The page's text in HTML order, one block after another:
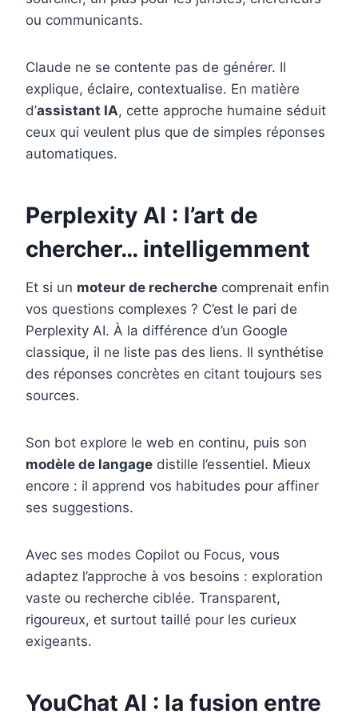
ou communicants.
Claude ne se contente pas de générer. Il
explique, éclaire, contextualise. En matière
d’assistant IA, cette approche humaine séduit
ceux qui veulent plus que de simples réponses
automatiques.
Perplexity AI : l’art de
chercher… intelligemment
Et si un moteur de recherche comprenait enfin
vos questions complexes ? C’est le pari de
Perplexity AI. À la différence d’un Google
classique, il ne liste pas des liens. Il synthétise
des réponses concrètes en citant toujours ses
sources.
Son bot explore le web en continu, puis son
modèle de langage distille l’essentiel. Mieux
encore : il apprend vos habitudes pour affiner
ses suggestions.
Avec ses modes Copilot ou Focus, vous
adaptez l’approche à vos besoins : exploration
vaste ou recherche ciblée. Transparent,
rigoureux, et surtout taillé pour les curieux
exigeants.
YouChat AI : la fusion entre